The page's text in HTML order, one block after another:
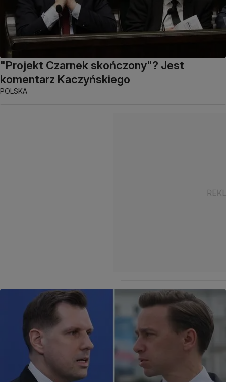
"Projekt Czarnek skończony"? Jest
komentarz Kaczyńskiego
POLSKA